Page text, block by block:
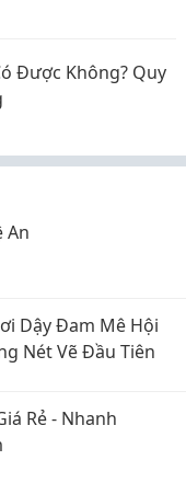
Được Không? Quy
An
Dậy Đam Mê Hội
Nét Vẽ Đầu Tiên
Rẻ - Nhanh